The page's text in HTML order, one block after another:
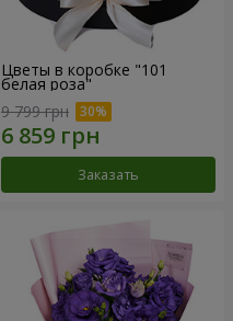
Цветы в коробке "101
белая роза"
9 799 грн
Заказать